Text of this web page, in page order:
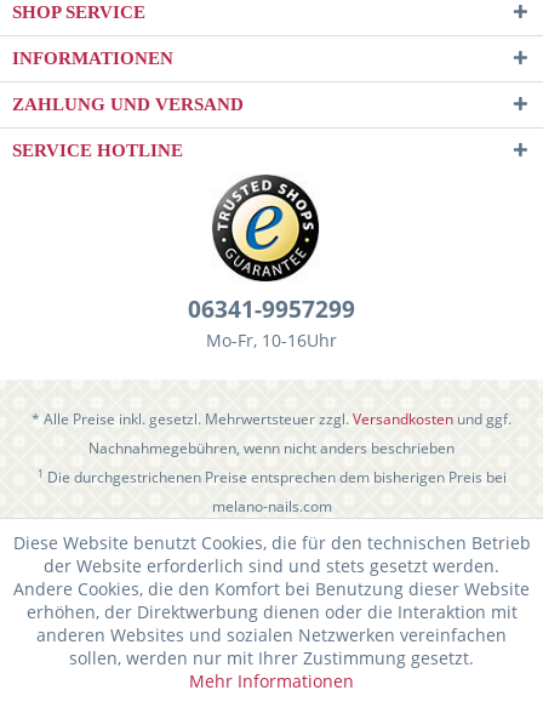
SHOP SERVICE
INFORMATIONEN
ZAHLUNG UND VERSAND
SERVICE HOTLINE
06341-9957299
Mo-Fr, 10-16Uhr
* Alle Preise inkl. gesetzl. Mehrwertsteuer zzgl.Versandkosten und ggf.
Nachnahmegebühren, wenn nicht anders beschrieben
1 Die durchgestrichenen Preise entsprechen dem bisherigen Preis bei
melano-nails.com
Diese Website benutzt Cookies, die für den technischen Betrieb
der Website erforderlich sind und stets gesetzt werden.
Andere Cookies, die den Komfort bei Benutzung dieser Website
erhöhen, der Direktwerbung dienen oder die Interaktion mit
anderen Websites und sozialen Netzwerken vereinfachen
sollen, werden nur mit Ihrer Zustimmung gesetzt.
Mehr Informationen